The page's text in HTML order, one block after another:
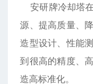
安研牌冷却塔
源、提高质量、
造型设计、性能
到很高的精度、
造高标准化。